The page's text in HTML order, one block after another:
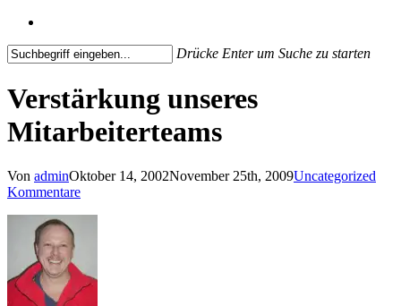
Drücke Enter um Suche zu starten
Search
Verstärkung unseres
Mitarbeiterteams
Von adminOktober 14, 2002November 25th, 2009Uncategorized
Kommentare